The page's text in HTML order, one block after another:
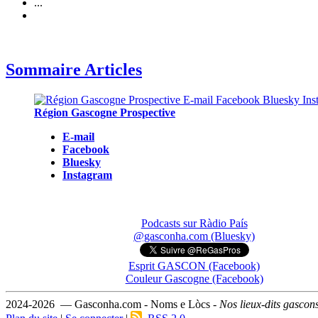
Sommaire Articles
Région Gascogne Prospective
E-mail
Facebook
Bluesky
Instagram
Podcasts sur Ràdio País
@gasconha.com (Bluesky)
Esprit GASCON (Facebook)
Couleur Gascogne (Facebook)
2024-2026 — Gasconha.com - Noms e Lòcs - Nos lieux-dits